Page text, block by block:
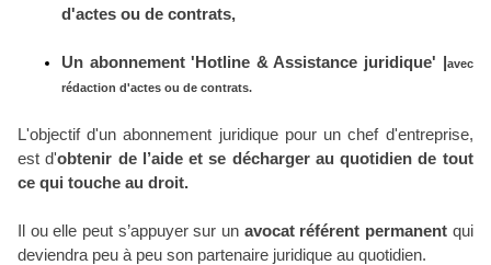
d'actes ou de contrats,
Un abonnement 'Hotline & Assistance juridique' |avec
rédaction d'actes ou de contrats.
L'objectif d'un abonnement juridique pour un chef d'entreprise,
est d'obtenir de l’aide et se décharger au quotidien de tout
ce qui touche au droit.
Il ou elle peut s’appuyer sur un avocat référent permanentqui
deviendra peu à peu son partenaire juridique au quotidien.